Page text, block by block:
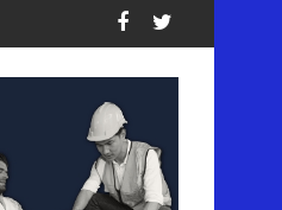
a los latinos en EE. UU.,
Pistas del presunto autor